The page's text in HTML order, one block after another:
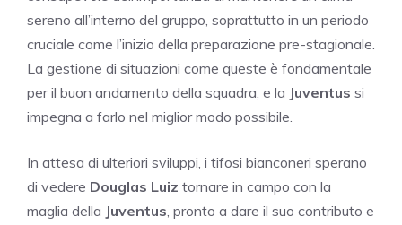
sereno all’interno del gruppo, soprattutto in un periodo
cruciale come l’inizio della preparazione pre-stagionale.
La gestione di situazioni come queste è fondamentale
per il buon andamento della squadra, e la Juventus si
impegna a farlo nel miglior modo possibile.
In attesa di ulteriori sviluppi, i tifosi bianconeri sperano
di vedere Douglas Luiz tornare in campo con la
maglia della Juventus, pronto a dare il suo contributo e